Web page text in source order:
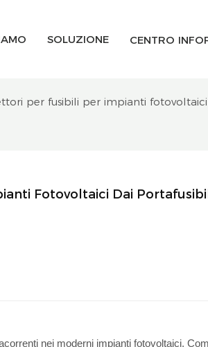
SOLUZIONE CENTRO
per fusibili per impianti
Fotovoltaici Dai
nei moderni impianti fotovoltaici.